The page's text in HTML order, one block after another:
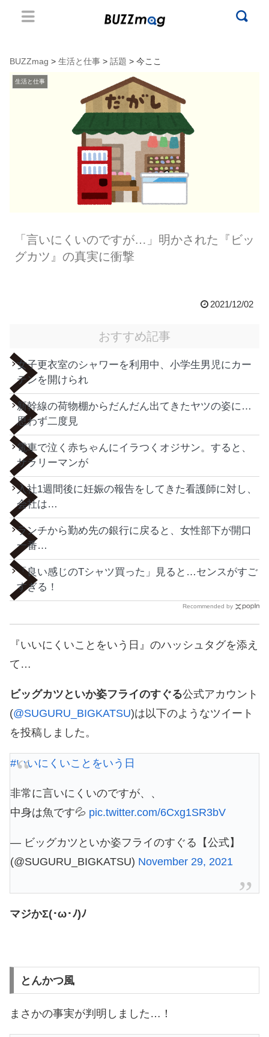
BUZZmag > 生活と仕事 > 話題 > 今ここ
生活と仕事
「言いにくいのですが…」明かされた『ビッ
グカツ』の真実に衝撃
2021/12/02
おすすめ記事
女子更衣室のシャワーを利用中、小学生男児にカー
テンを開けられ
新幹線の荷物棚からだんだん出てきたヤツの姿に…
思わず二度見
電車で泣く赤ちゃんにイラつくオジサン。すると、
サラリーマンが
入社1週間後に妊娠の報告をしてきた看護師に対し、
会社は…
ランチから勤め先の銀行に戻ると、女性部下が開口
一番…
「良い感じのTシャツ買った」見ると…センスがすご
すぎる！
Recommended by
『いいにくいことをいう日』のハッシュタグを添え
て…
ビッグカツといか姿フライのすぐる公式アカウント
(@SUGURU_BIGKATSU)は以下のようなツイート
を投稿しました。
#いいにくいことをいう日
非常に言いにくいのですが、、
中身は魚です💦 pic.twitter.com/6Cxg1SR3bV
— ビッグカツといか姿フライのすぐる【公式】
(@SUGURU_BIGKATSU) November 29, 2021
マジかΣ(･ω･ﾉ)ﾉ
とんかつ風
まさかの事実が判明しました…！